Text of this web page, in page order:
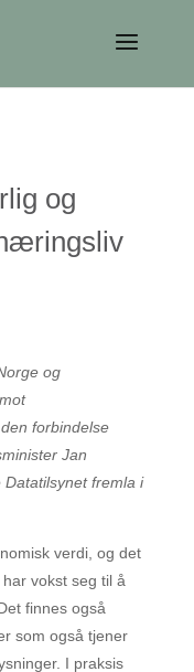
og
og
forbindelse
Jan
fremla i
verdi, og det
vokst seg til å
finnes også
som også tjener
I praksis